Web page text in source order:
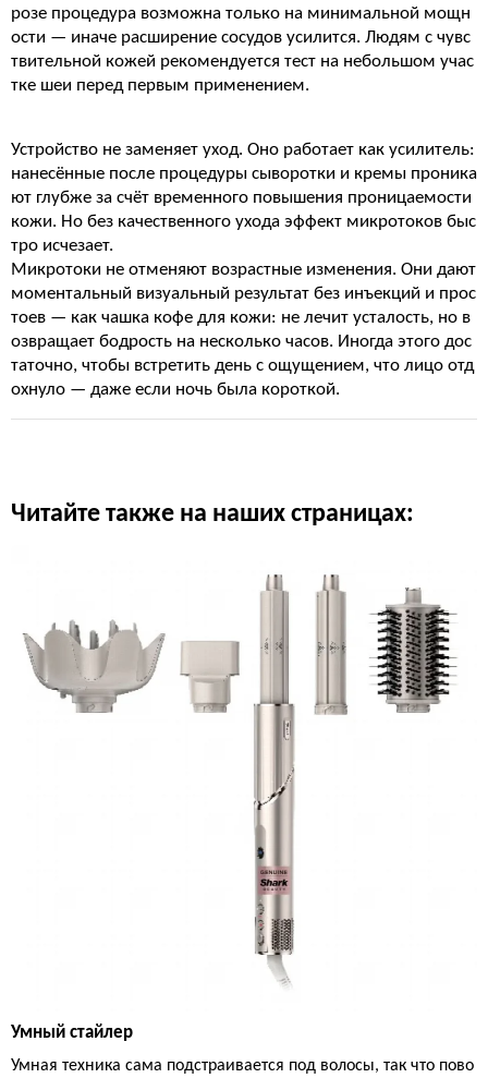
розе процедура возможна только на минимальной мощн
ости — иначе расширение сосудов усилится. Людям с чувс
твительной кожей рекомендуется тест на небольшом учас
тке шеи перед первым применением.
Устройство не заменяет уход. Оно работает как усилитель:
нанесённые после процедуры сыворотки и кремы проника
ют глубже за счёт временного повышения проницаемости
кожи. Но без качественного ухода эффект микротоков быс
тро исчезает.
Микротоки не отменяют возрастные изменения. Они дают
моментальный визуальный результат без инъекций и прос
тоев — как чашка кофе для кожи: не лечит усталость, но в
озвращает бодрость на несколько часов. Иногда этого дос
таточно, чтобы встретить день с ощущением, что лицо отд
охнуло — даже если ночь была короткой.
Читайте также на наших страницах:
Умный стайлер
Умная техника сама подстраивается под волосы, так что пово